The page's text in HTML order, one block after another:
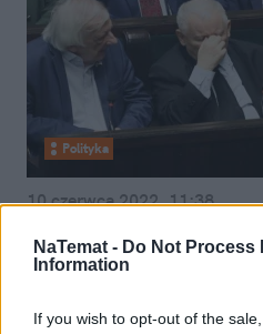
NaTemat - Do Not Process
Information
If you wish to opt-out of the
Polityka
10 czerwca 2022, 11:38
Rekonstrukcja
czerwca? Odejście